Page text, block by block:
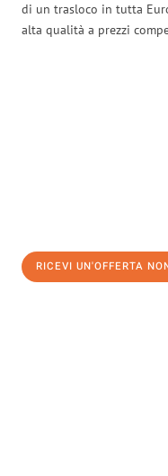
di un trasloco in tutta
alta qualità a prezzi
RICEVI UN'OFFERTA